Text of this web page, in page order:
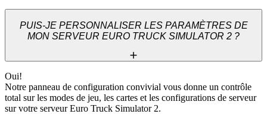
PUIS-JE PERSONNALISER LES PARAMÈTRES DE
MON SERVEUR EURO TRUCK SIMULATOR 2 ?
Oui!
Notre panneau de configuration convivial vous donne un contrôle
total sur les modes de jeu, les cartes et les configurations de serveur
sur votre serveur Euro Truck Simulator 2.